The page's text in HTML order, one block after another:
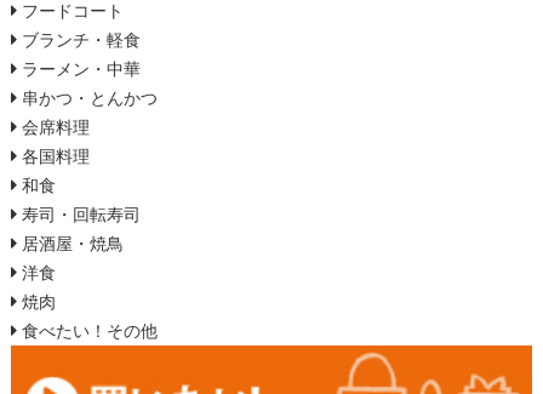
フードコート
ブランチ・軽食
ラーメン・中華
串かつ・とんかつ
会席料理
各国料理
和食
寿司・回転寿司
居酒屋・焼鳥
洋食
焼肉
食べたい！その他